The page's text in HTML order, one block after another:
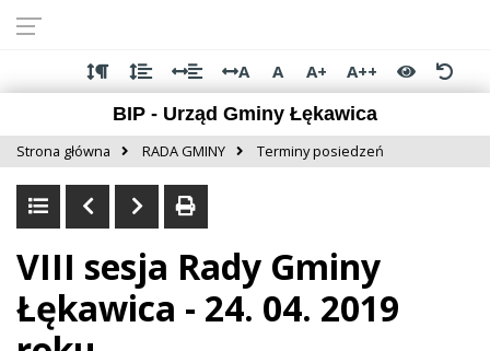
dostępności
głównej
treści
menu
stopki
A A A+
A++
BIP - Urząd Gminy Łękawica
Strona główna RADA GMINY Terminy posiedzeń
VIII sesja Rady Gminy
Łękawica - 24. 04. 2019